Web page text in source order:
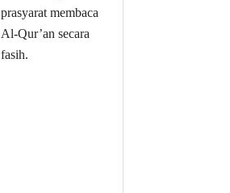
prasyarat membaca
Al-Qur’an secara
fasih.